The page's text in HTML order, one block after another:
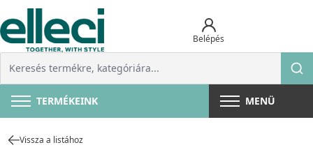
Belépés
TERMÉKEINK MENÜ
Vissza a listához